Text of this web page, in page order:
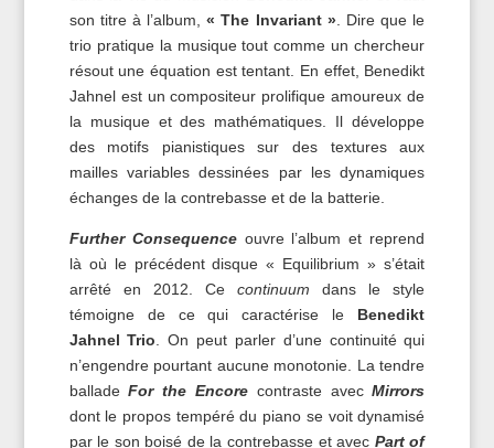
son titre à l’album,« The Invariant ». Dire que le
trio pratique la musique tout comme un chercheur
résout une équation est tentant. En effet, Benedikt
Jahnel est un compositeur prolifique amoureux de
la musique et des mathématiques. Il développe
des motifs pianistiques sur des textures aux
mailles variables dessinées par les dynamiques
échanges de la contrebasse et de la batterie.
Further Consequenceouvre l’album et reprend
là où le précédent disque « Equilibrium » s’était
arrêté en 2012. Cecontinuum dans le style
témoigne de ce qui caractérise le Benedikt
Jahnel Trio. On peut parler d’une continuité qui
n’engendre pourtant aucune monotonie. La tendre
balladeFor the Encore contraste avecMirrors
dont le propos tempéré du piano se voit dynamisé
par le son boisé de la contrebasse et avec Part of